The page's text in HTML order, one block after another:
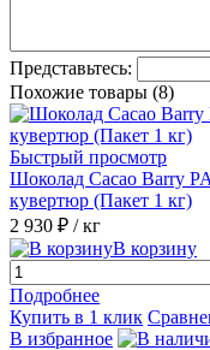
Представьтесь:
Похожие товары (8)
Быстрый просмотр
Шоколад Cacao Barry
кувертюр (Пакет 1 кг)
2 930 ₽ / кг
В корзину
Подробнее
Купить в 1 клик
В избранное